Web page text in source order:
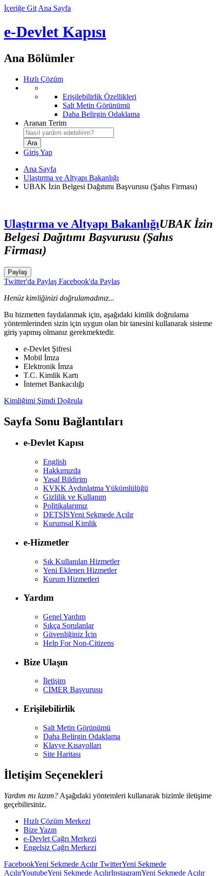
İçeriğe Git Ana Sayfa
e-Devlet Kapısı
Ana Bölümler
Hızlı Çözüm
Erişilebilirlik Özellikleri
Salt Metin Görünümü
Daha Belirgin Odaklama
Aranan Terim
Giriş Yap
Ana Sayfa
Ulaştırma ve Altyapı Bakanlığı
UBAK İzin Belgesi Dağıtımı Başvurusu (Şahıs Firması)
Ulaştırma ve Altyapı BakanlığıUBAK İzin
Belgesi Dağıtımı Başvurusu (Şahıs
Firması)
Paylaş
Twitter'da Paylaş Facebook'da Paylaş
Henüz kimliğinizi doğrulamadınız...
Bu hizmetten faydalanmak için, aşağıdaki kimlik doğrulama
yöntemlerinden sizin için uygun olan bir tanesini kullanarak sisteme
giriş yapmış olmanız gerekmektedir.
e-Devlet Şifresi
Mobil İmza
Elektronik İmza
T.C. Kimlik Kartı
İnternet Bankacılığı
Kimliğimi Şimdi Doğrula
Sayfa Sonu Bağlantıları
e-Devlet Kapısı
English
Hakkımızda
Yasal Bildirim
KVKK Aydınlatma Yükümlülüğü
Gizlilik ve Kullanım
Politikalarımız
DETSİSYeni Sekmede Açılır
Kurumsal Kimlik
e-Hizmetler
Sık Kullanılan Hizmetler
Yeni Eklenen Hizmetler
Kurum Hizmetleri
Yardım
Genel Yardım
Sıkça Sorulanlar
Güvenliğiniz İçin
Help For Non-Citizens
Bize Ulaşın
İletişim
CİMER Başvurusu
Erişilebilirlik
Salt Metin Görünümü
Daha Belirgin Odaklama
Klavye Kısayolları
Site Haritası
İletişim Seçenekleri
Yardım mı lazım? Aşağıdaki yöntemleri kullanarak bizimle iletişime
geçebilirsiniz.
Hızlı Çözüm Merkezi
Bize Yazın
e-Devlet Çağrı Merkezi
Engelsiz Çağrı Merkezi
FacebookYeni Sekmede AçılırTwitterYeni Sekmede
AçılırYoutubeYeni Sekmede AçılırInstagramYeni Sekmede Açılır